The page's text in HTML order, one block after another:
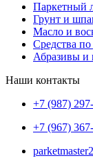
Паркетный
Грунт и
Масло и
Средства по
Абразивы и
Наши контакты
+7 (987)
+7 (967)